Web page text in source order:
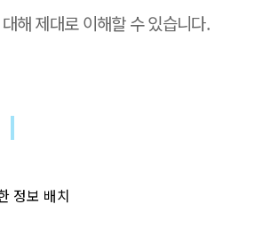
해 제대로 이해할 수 있습니다.